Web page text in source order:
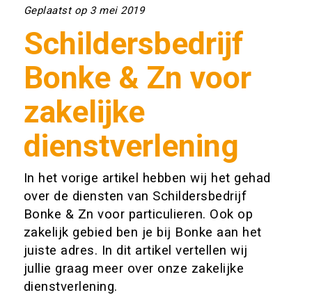
Geplaatst op 3 mei 2019
Schildersbedrijf
Bonke & Zn voor
zakelijke
dienstverlening
In het vorige artikel hebben wij het gehad
over de diensten van Schildersbedrijf
Bonke & Zn voor particulieren. Ook op
zakelijk gebied ben je bij Bonke aan het
juiste adres. In dit artikel vertellen wij
jullie graag meer over onze zakelijke
dienstverlening.